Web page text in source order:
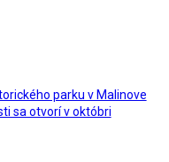
parku v Malinove
sa otvorí v októbri